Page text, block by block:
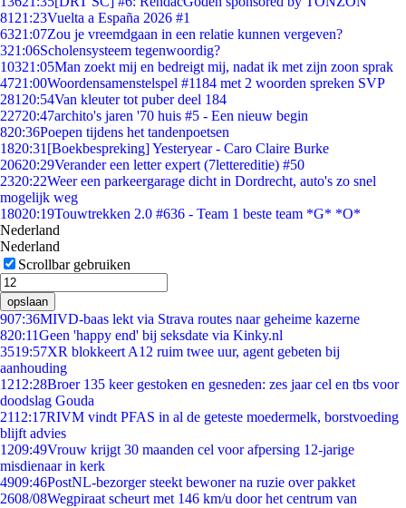
81 21:23Vuelta a España 2026 #1
6321:07Zou je vreemdgaan in een relatie kunnen vergeven?
321:06Scholensysteem tegenwoordig?
10321:05Man zoekt mij en bedreigt mij, nadat ik met zijn zoon sprak
4721:00Woordensamenstelspel #1184 met 2 woorden spreken SVP
281 20:54Van kleuter tot puber deel 184
22720:47archito's jaren '70 huis #5 - Een nieuw begin
820:36Poepen tijdens het tandenpoetsen
1820:31 [Boekbespreking] Yesteryear - Caro Claire Burke
20620:29Verander een letter expert (7lettereditie) #50
2320:22Weer een parkeergarage dicht in Dordrecht, auto's zo snel
mogelijk weg
18020:19Touwtrekken 2.0 #636 - Team 1 beste team *G* *O*
Nederland
Nederland
Scrollbar gebruiken
opslaan
907:36MIVD-baas lekt via Strava routes naar geheime kazerne
820:11Geen 'happy end' bij seksdate via Kinky.nl
3519:57XR blokkeert A12 ruim twee uur, agent gebeten bij
aanhouding
1212:28Broer 135 keer gestoken en gesneden: zes jaar cel en tbs voor
doodslag Gouda
2112:17RIVM vindt PFAS in al de geteste moedermelk, borstvoeding
blijft advies
1209:49Vrouw krijgt 30 maanden cel voor afpersing 12-jarige
misdienaar in kerk
4909:46PostNL-bezorger steekt bewoner na ruzie over pakket
2608/08Wegpiraat scheurt met 146 km/u door het centrum van